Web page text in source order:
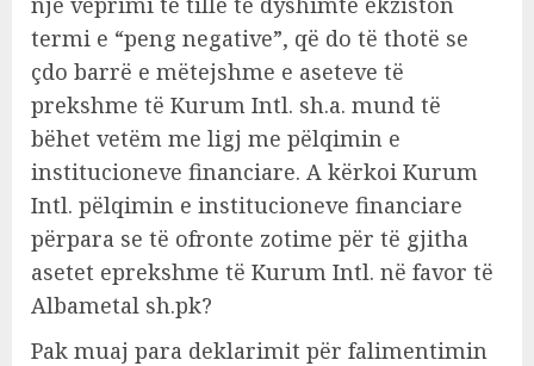
termi e “peng negative”, që do të thotë se
çdo barrë e mëtejshme e aseteve të
prekshme të Kurum Intl. sh.a. mund të
bëhet vetëm me ligj me pëlqimin e
institucioneve financiare. A kërkoi Kurum
Intl. pëlqimin e institucioneve financiare
përpara se të ofronte zotime për të gjitha
asetet eprekshme të Kurum Intl. në favor të
Albametal sh.pk?
Pak muaj para deklarimit për falimentimin